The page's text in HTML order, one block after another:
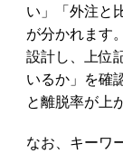
い」「外注と
が分かれます
設計し、上位
いるか」を確
と離脱率が上
なお、キーワ